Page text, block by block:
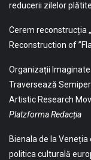
reducerii zilelor
Cerem reconstrucția
Reconstruction of
Organizații
Traversează
Artistic Research
Platzforma Redacția
Bienala de la
politica culturală